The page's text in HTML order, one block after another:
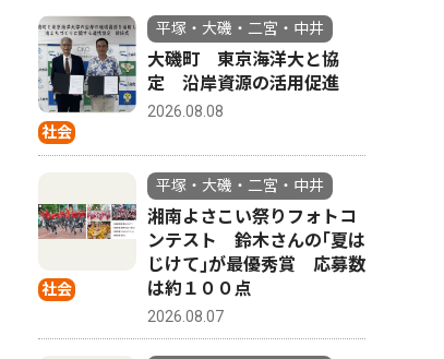
社会
平塚・大磯・二宮・中井
大磯町 東京海洋大と協
定 沿岸資源の活用促進
2026.08.08
社会
平塚・大磯・二宮・中井
湘南よさこい祭りフォトコ
ンテスト 鈴木さんの｢夏は
じけて｣が最優秀賞 応募数
は約１００点
2026.08.07